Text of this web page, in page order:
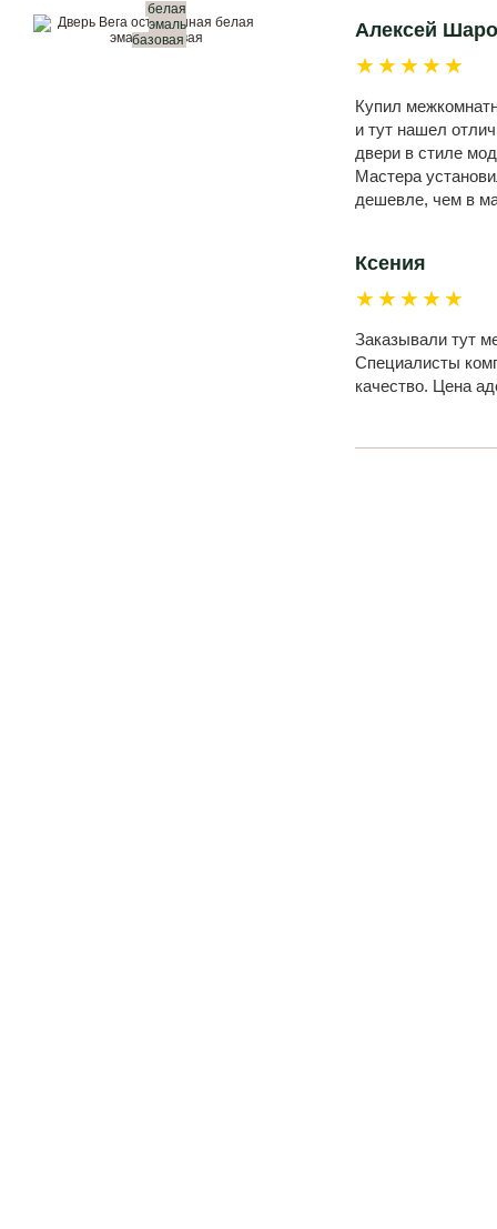
белая
эмаль
базовая
Алексей
★★★★★
Купил
и тут нашел
двери в стиле
Мастера
дешевле, чем в
Ксения
★★★★★
Заказывали тут
Специалисты
качество. Цена